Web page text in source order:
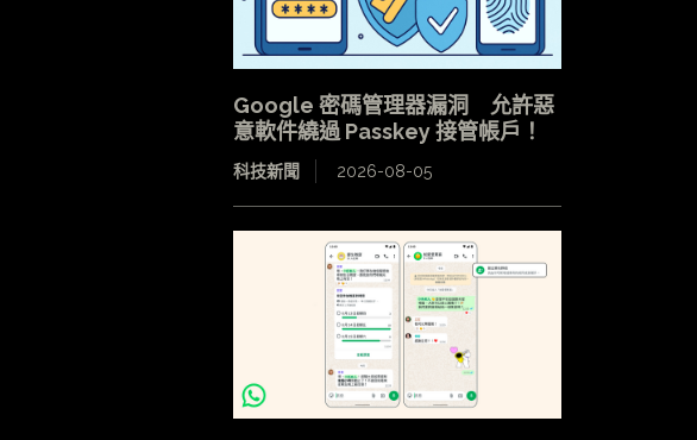
Google 密碼管理器漏洞 允許惡
意軟件繞過 Passkey 接管帳戶！
科技新聞 2026-08-05